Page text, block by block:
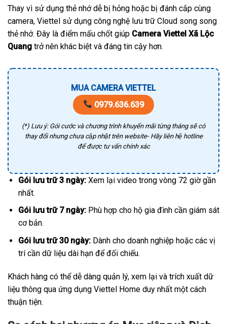
Thay vì sử dụng thẻ nhớ dễ bị hỏng hoặc bị đánh cắp cùng
camera, Viettel sử dụng công nghệ lưu trữ Cloud song song
thẻ nhớ. Đây là điểm mấu chốt giúp Camera Viettel Xã Lộc
Quang trở nên khác biệt và đáng tin cậy hơn.
MUA CAMERA VIETTEL
0979.636.639
(*) Lưu ý: Gói cước và chương trình khuyến mãi từng tháng sẽ có
thay đổi nhưng chưa cập nhật trên website- Hãy liên hệ hotline
để được tư vấn chính xác
Gói lưu trữ 3 ngày:Xem lại video trong vòng 72 giờ gần
nhất.
Gói lưu trữ 7 ngày:Phù hợp cho hộ gia đình cần giám sát
cơ bản.
Gói lưu trữ 30 ngày:Dành cho doanh nghiệp hoặc các vị
trí cần dữ liệu dài hạn để đối chiếu.
Khách hàng có thể dễ dàng quản lý, xem lại và trích xuất dữ
liệu thông qua ứng dụng Viettel Home duy nhất một cách
thuận tiện.